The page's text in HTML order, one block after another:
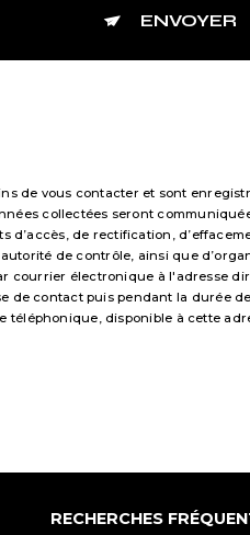
ENVOYER
de vous contacter et sont
collectées seront
d’accès, de rectification,
de contrôle, ainsi que
courrier électronique à l'adresse
de contact puis pendant la durée
téléphonique, disponible à cette
RECHERCHES